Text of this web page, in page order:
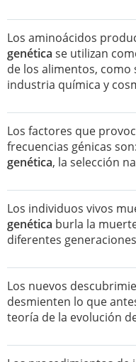
Los aminoácidos
genética se utilizan
de los alimentos, como
industria química y
Los factores que
frecuencias génicas
genética, la selección
Los individuos vivos
genética burla la
diferentes
Los nuevos
desmienten lo que
teoría de la evolución